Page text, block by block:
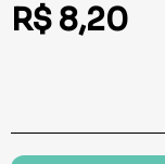
R$ 8,20